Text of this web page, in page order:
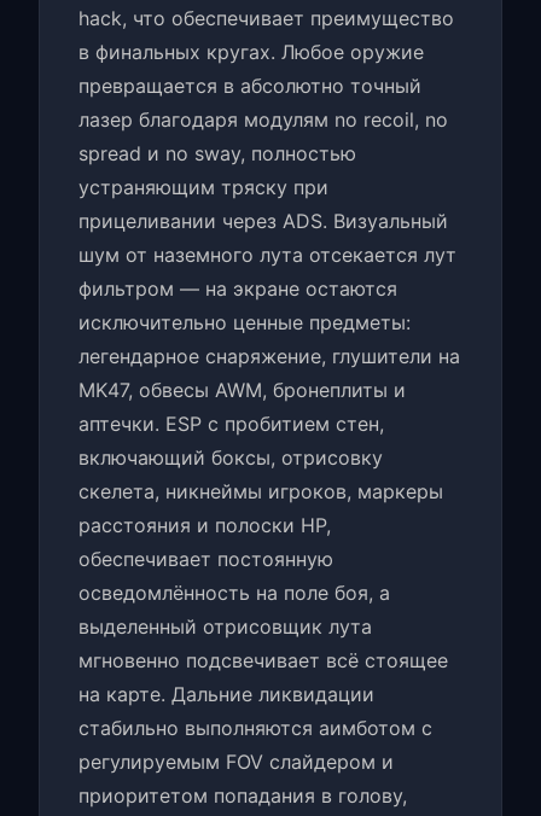
hack, что обеспечивает преимущество
в финальных кругах. Любое оружие
превращается в абсолютно точный
лазер благодаря модулям no recoil, no
spread и no sway, полностью
устраняющим тряску при
прицеливании через ADS. Визуальный
шум от наземного лута отсекается лут
фильтром — на экране остаются
исключительно ценные предметы:
легендарное снаряжение, глушители на
MK47, обвесы AWM, бронеплиты и
аптечки. ESP с пробитием стен,
включающий боксы, отрисовку
скелета, никнеймы игроков, маркеры
расстояния и полоски HP,
обеспечивает постоянную
осведомлённость на поле боя, а
выделенный отрисовщик лута
мгновенно подсвечивает всё стоящее
на карте. Дальние ликвидации
стабильно выполняются аимботом с
регулируемым FOV слайдером и
приоритетом попадания в голову,